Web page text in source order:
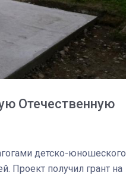
Отечественную
детско-юношеского
Проект получил грант на